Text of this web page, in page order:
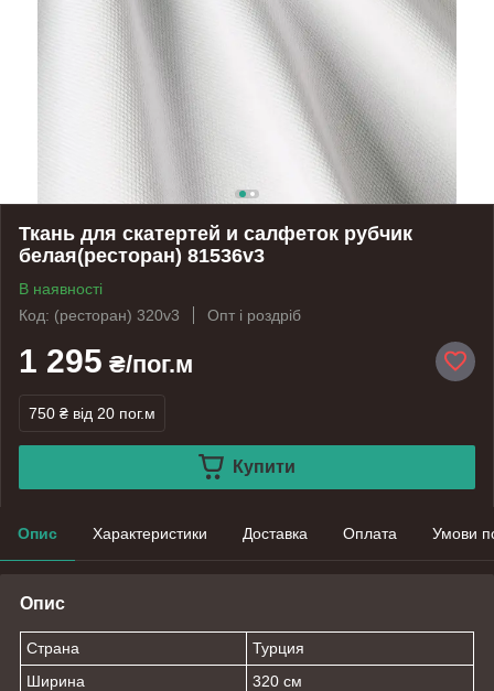
Ткань для скатертей и салфеток рубчик
белая(ресторан) 81536v3
В наявності
Код: (ресторан) 320v3
Опт і роздріб
1 295 ₴/пог.м
750 ₴ від 20 пог.м
Купити
Опис Характеристики Доставка Оплата Умови
Опис
Страна
Турция
Ширина
320 см